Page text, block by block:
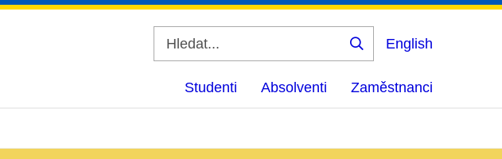
Vyhledat
English
Studenti Absolventi Zaměstnanci